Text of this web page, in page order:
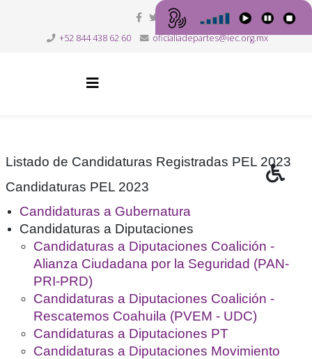
+52 844 438 62 60 oficialiadepartes@iec.org.mx
Listado de Candidaturas Registradas PEL 2023
Candidaturas PEL 2023
Candidaturas a Gubernatura
Candidaturas a Diputaciones
Candidaturas a Diputaciones Coalición -
Alianza Ciudadana por la Seguridad (PAN-
PRI-PRD)
Candidaturas a Diputaciones Coalición -
Rescatemos Coahuila (PVEM - UDC)
Candidaturas a Diputaciones PT
Candidaturas a Diputaciones Movimiento